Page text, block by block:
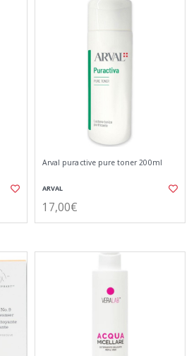
Arval puractive pure toner 200ml
ARVAL
17,00€